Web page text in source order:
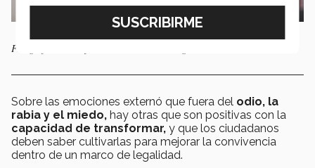
Fotografías de Porfirio Salomón Ramos Negrete
Sobre las emociones externó que fuera del odio, la
rabia y el miedo, hay otras que son positivas con la
capacidad de transformar, y que los ciudadanos
deben saber cultivarlas para mejorar la convivencia
dentro de un marco de legalidad.